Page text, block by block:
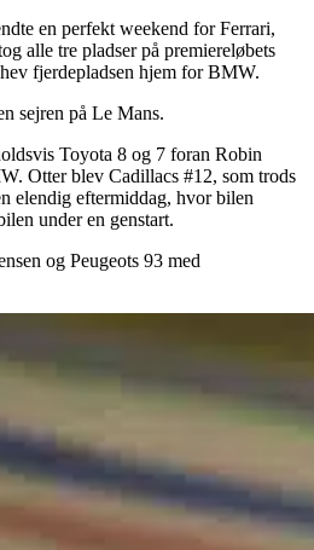
en perfekt weekend for Ferrari,
alle tre pladser på premiereløbets
fjerdepladsen hjem for BMW.
sejren på Le Mans.
Toyota 8 og 7 foran Robin
Otter blev Cadillacs #12, som trods
elendig eftermiddag, hvor bilen
under en genstart.
og Peugeots 93 med